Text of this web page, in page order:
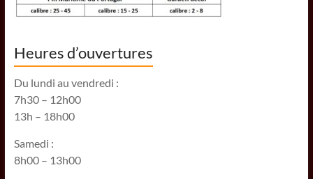
Heures d’ouvertures
Du lundi au vendredi :
7h30 – 12h00
13h – 18h00
Samedi :
8h00 – 13h00